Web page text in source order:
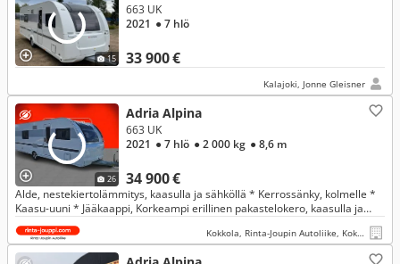
15 33 900 €
663 UK
2021 ● 7 hlö
Kalajoki, Jonne Gleisner
26
Adria Alpina
34 900 €
663 UK
2021 ● 7 hlö ● 2 000 kg ● 8,6 m
Alde, nestekiertolämmitys, kaasulla ja sähköllä * Kerrossänky, kolmelle *
Kaasu-uuni * Jääkaappi, Korkeampi erillinen pakastelokero, kaasulla ja
sähköllä * Puolidinetti sohvaryhmä josta mahdollista l
Kokkola, Rinta-Joupin Autoliike, Kokkola